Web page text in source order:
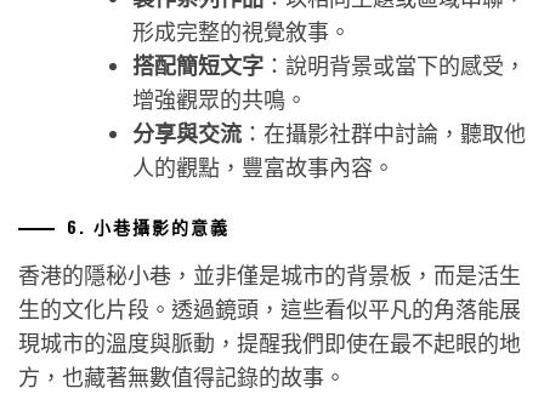
形成完整的視覺敘事。
搭配簡短文字 ：說明背景或當下的感受，
增強觀眾的共鳴。
分享與交流 ：在攝影社群中討論，聽取他
人的觀點，豐富故事內容。
6. 小巷攝影的意義
香港的隱秘小巷，並非僅是城市的背景板，而是活生
生的文化片段。透過鏡頭，這些看似平凡的角落能展
現城市的溫度與脈動，提醒我們即使在最不起眼的地
方，也藏著無數值得記錄的故事。